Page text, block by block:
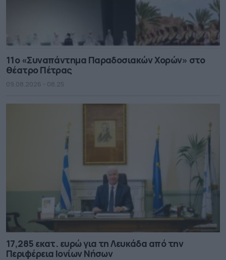
11ο «Συναπάντημα Παραδοσιακών Χορών» στο
θέατρο Πέτρας
09.08.2026 - 08.25
17,285 εκατ. ευρώ για τη Λευκάδα από την
Περιφέρεια Ιονίων Νήσων